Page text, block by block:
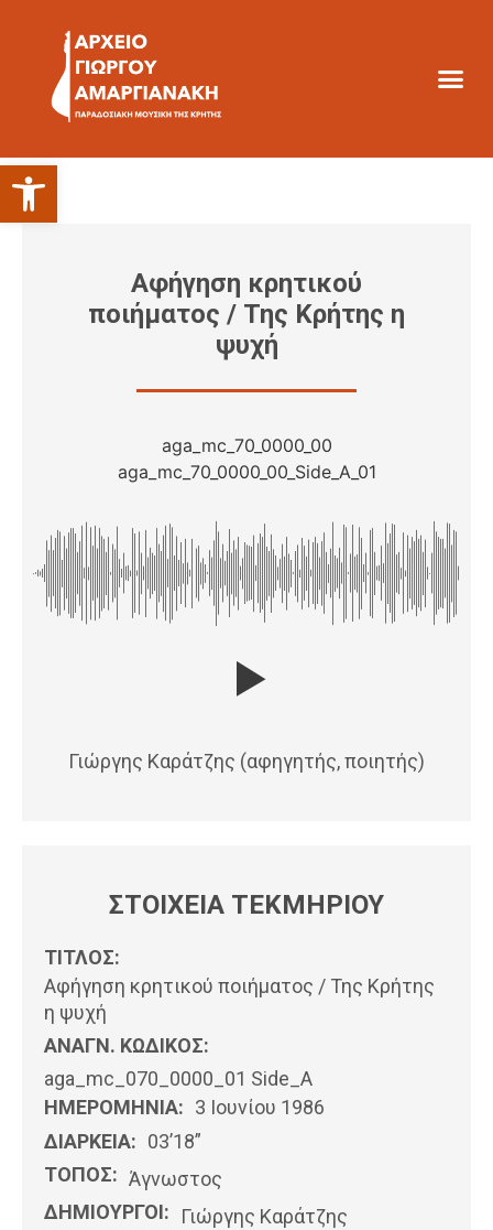
Ανοίξτε τη γραμμή εργαλείων
Αφήγηση κρητικού
ποιήματος / Της Κρήτης η
ψυχή
aga_mc_70_0000_00
aga_mc_70_0000_00_Side_A_01
Γιώργης Καράτζης (αφηγητής, ποιητής)
ΣΤΟΙΧΕΙΑ ΤΕΚΜΗΡΙΟΥ
ΤΙΤΛΟΣ:
Αφήγηση κρητικού ποιήματος / Της Κρήτης
η ψυχή
ΑΝΑΓΝ. ΚΩΔΙΚΟΣ:
aga_mc_070_0000_01 Side_A
ΗΜΕΡΟΜΗΝΊΑ: 3 Ιουνίου 1986
ΔΙΑΡΚΕΙΑ: 03’18”
ΤΟΠΟΣ: Άγνωστος
ΔΗΜΙΟΥΡΓΟΙ:
Γιώργης Καράτζης